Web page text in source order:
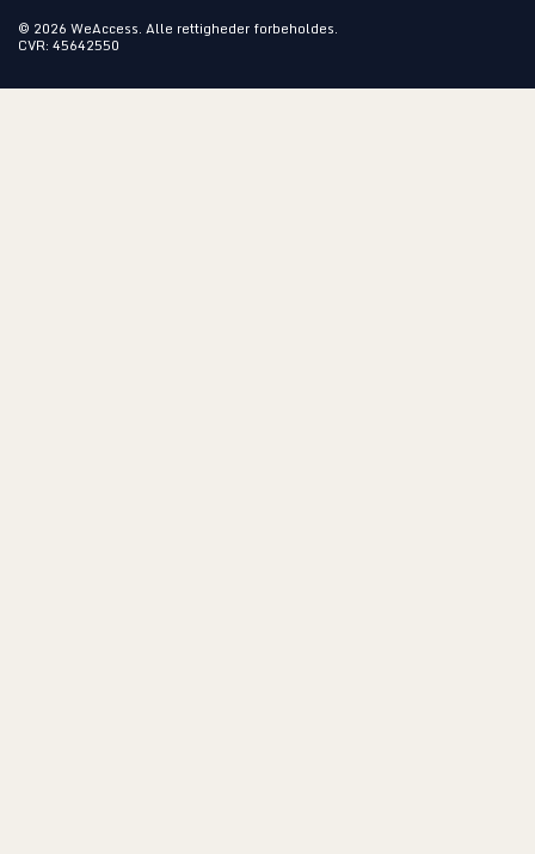
© 2026 WeAccess. Alle rettigheder forbeholdes.
CVR: 45642550